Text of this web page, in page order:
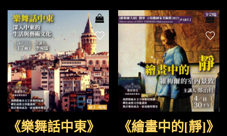
《樂舞話中東》
《繪畫中的[靜]》